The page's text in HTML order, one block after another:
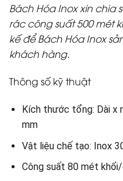
Bách Hóa Inox xin chia
rác công suất 500 mét
kế để Bách Hóa Inox
khách hàng.
Thông số kỹ thuật
Kích thước tổng: Dài x
mm
Vật liệu chế tạo: Inox
Công suất 80 mét